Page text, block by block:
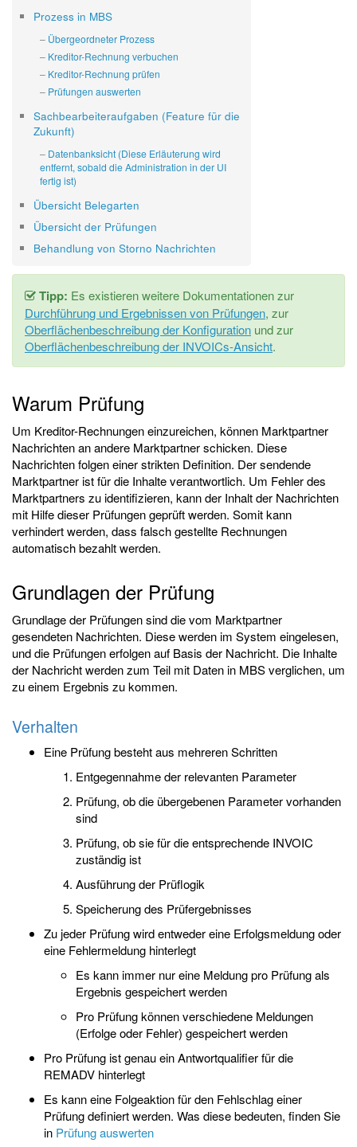
Prozess in MBS
Übergeordneter Prozess
Kreditor-Rechnung verbuchen
Kreditor-Rechnung prüfen
Prüfungen auswerten
Sachbearbeiteraufgaben (Feature für die
Zukunft)
Datenbanksicht (Diese Erläuterung wird
entfernt, sobald die Administration in der UI
fertig ist)
Übersicht Belegarten
Übersicht der Prüfungen
Behandlung von Storno Nachrichten
Tipp: Es existieren weitere Dokumentationen zur
Durchführung und Ergebnissen von Prüfungen, zur
Oberflächenbeschreibung der Konfiguration und zur
Oberflächenbeschreibung der INVOICs-Ansicht.
Warum Prüfung
Um Kreditor-Rechnungen einzureichen, können Marktpartner
Nachrichten an andere Marktpartner schicken. Diese
Nachrichten folgen einer strikten Definition. Der sendende
Marktpartner ist für die Inhalte verantwortlich. Um Fehler des
Marktpartners zu identifizieren, kann der Inhalt der Nachrichten
mit Hilfe dieser Prüfungen geprüft werden. Somit kann
verhindert werden, dass falsch gestellte Rechnungen
automatisch bezahlt werden.
Grundlagen der Prüfung
Grundlage der Prüfungen sind die vom Marktpartner
gesendeten Nachrichten. Diese werden im System eingelesen,
und die Prüfungen erfolgen auf Basis der Nachricht. Die Inhalte
der Nachricht werden zum Teil mit Daten in MBS verglichen, um
zu einem Ergebnis zu kommen.
Verhalten
Eine Prüfung besteht aus mehreren Schritten
Entgegennahme der relevanten Parameter
Prüfung, ob die übergebenen Parameter vorhanden
sind
Prüfung, ob sie für die entsprechende INVOIC
zuständig ist
Ausführung der Prüflogik
Speicherung des Prüfergebnisses
Zu jeder Prüfung wird entweder eine Erfolgsmeldung oder
eine Fehlermeldung hinterlegt
Es kann immer nur eine Meldung pro Prüfung als
Ergebnis gespeichert werden
Pro Prüfung können verschiedene Meldungen
(Erfolge oder Fehler) gespeichert werden
Pro Prüfung ist genau ein Antwortqualifier für die
REMADV hinterlegt
Es kann eine Folgeaktion für den Fehlschlag einer
Prüfung definiert werden. Was diese bedeuten, finden Sie
in Prüfung auswerten